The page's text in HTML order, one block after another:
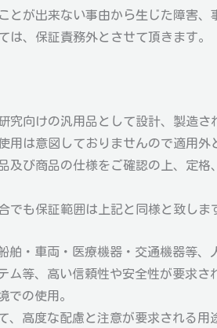
が出来ない事由から生じた障害
、保証責務外とさせて頂きます。
向けの汎用品として設計、製造さ
は意図しておりませんので適用外
び商品の仕様をご確認の上、定
も保証範囲は上記と同様と致しま
舶・車両・医療機器・交通機器等、
等、高い信頼性や安全性が要求さ
の使用。
高度な配慮と注意が要求される用